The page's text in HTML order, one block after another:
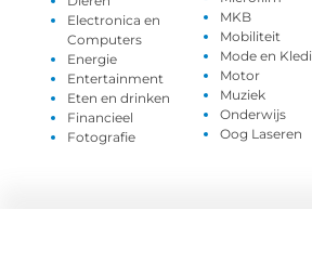
Electronica en
Computers
Energie
Entertainment
Eten en drinken
Financieel
Fotografie
MKB
Mobiliteit
Mode en
Motor
Muziek
Onderwijs
Oog Laseren